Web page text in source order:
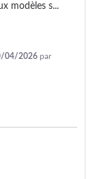
modèles s...
04/2026 par